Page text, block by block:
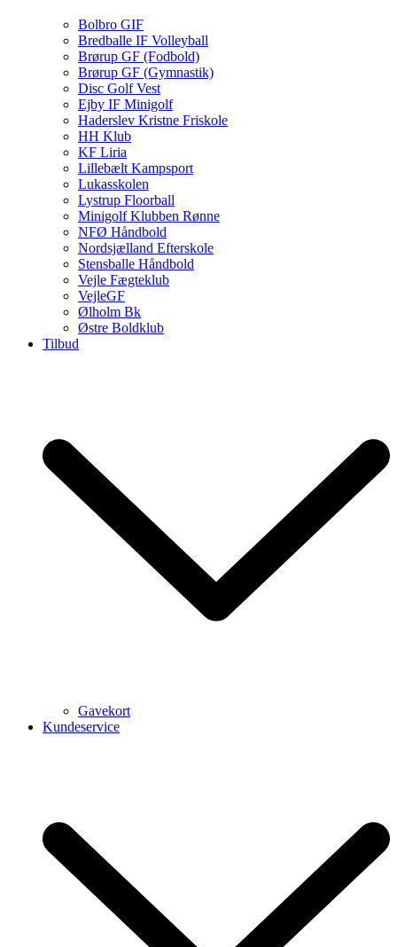
Bolbro GIF
Bredballe IF Volleyball
Brørup GF (Fodbold)
Brørup GF (Gymnastik)
Disc Golf Vest
Ejby IF Minigolf
Haderslev Kristne Friskole
HH Klub
KF Liria
Lillebælt Kampsport
Lukasskolen
Lystrup Floorball
Minigolf Klubben Rønne
NFØ Håndbold
Nordsjælland Efterskole
Stensballe Håndbold
Vejle Fægteklub
VejleGF
Ølholm Bk
Østre Boldklub
Tilbud
Gavekort
Kundeservice